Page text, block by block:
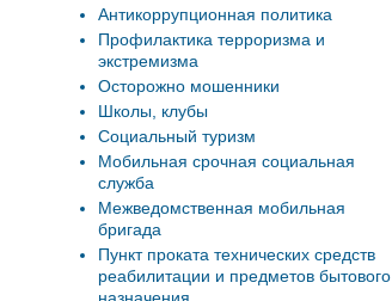
Антикоррупционная политика
Профилактика терроризма и
экстремизма
Осторожно мошенники
Школы, клубы
Социальный туризм
Мобильная срочная социальная
служба
Межведомственная мобильная
бригада
Пункт проката технических средств
реабилитации и предметов бытового